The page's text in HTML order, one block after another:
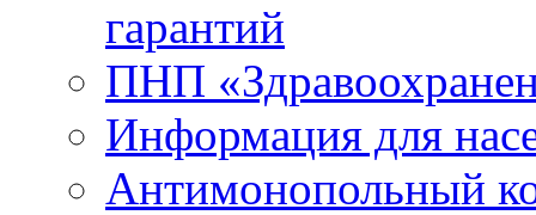
гарантий
ПНП
Информация для
Антимонопольный